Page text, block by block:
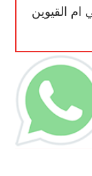
القيوين